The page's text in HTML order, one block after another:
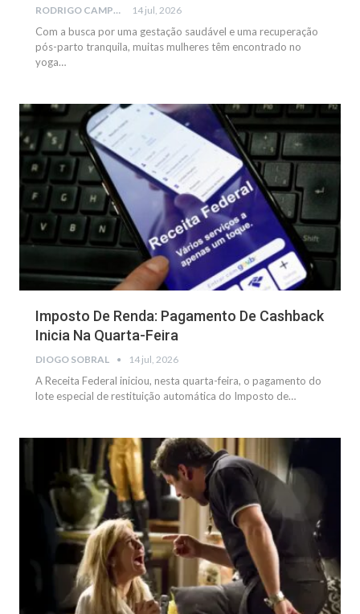
RODRIGO CAMPOS 14 jul, 2026
Com a busca por uma gestação saudável e uma recuperação
pós-parto tranquila, muitas mulheres têm encontrado no
yoga…
NOTÍCIAS
Imposto De Renda: Pagamento De Cashback
Inicia Na Quarta-Feira
DIOGO SOBRAL 14 jul, 2026
A Receita Federal iniciou, nesta quarta-feira, o pagamento do
lote especial de restituição automática do Imposto de…